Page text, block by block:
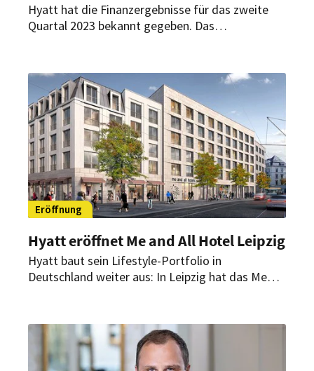
Hyatt hat die Finanzergebnisse für das zweite
Quartal 2023 bekannt gegeben. Das
Gesamtumsatzes generieren.
Eröffnung
Hyatt eröffnet Me and All Hotel Leipzig
Hyatt baut sein Lifestyle-Portfolio in
Deutschland weiter aus: In Leipzig hat das Me
das neunte in Europa.